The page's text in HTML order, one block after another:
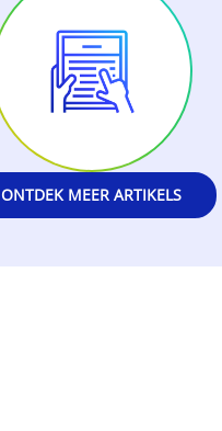
ONTDEK MEER ARTIKELS